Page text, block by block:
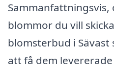
blommor du vill
blomsterbud i Sävast
att få dem